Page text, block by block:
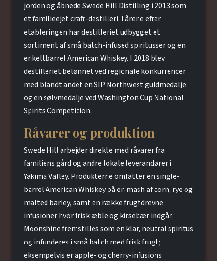
jorden og åbnede Swede Hill Distilling i 2013 som
et familieejet craft-destilleri. I årene efter
etableringen har destilleriet udbygget et
sortiment af små batch-infused spiritusser og en
enkeltbarrel American Whiskey. I 2018 blev
destilleriet belønnet ved regionale konkurrencer
med blandt andet en SIP Northwest guldmedalje
og en sølvmedalje ved Washington Cup National
Spirits Competition.
Råvarer og produktion
Swede Hill arbejder direkte med råvarer fra
familiens gård og andre lokale leverandører i
Yakima Valley. Produkterne omfatter en single-
barrel American Whiskey på en mash af corn, rye og
malted barley, samt en række frugtdrevne
infusioner hvor frisk æble og kirsebær indgår.
Moonshine fremstilles som en klar, neutral spiritus
og infunderes i små batch med frisk frugt;
eksempelvis er apple- og cherry-infusions